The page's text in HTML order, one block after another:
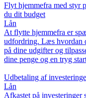
Flyt hjemmefra med styr
du dit budget
Lån
At flytte hjemmefra er
udfordring. Læs hvordan
på dine udgifter og
dine penge og en tryg
Udbetaling af
Lån
Afkastet på investeringer